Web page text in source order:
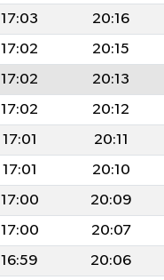
17:03 20:16
17:02 20:15
17:02 20:13
17:02 20:12
17:01 20:11
17:01 20:10
17:00 20:09
17:00 20:07
16:59 20:06